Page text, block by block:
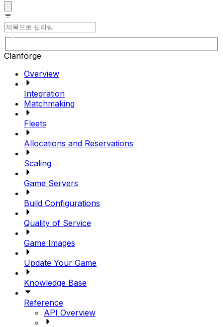
Clanforge
Overview
Integration
Matchmaking
Fleets
Allocations and Reservations
Scaling
Game Servers
Build Configurations
Quality of Service
Game Images
Update Your Game
Knowledge Base
Reference
API Overview